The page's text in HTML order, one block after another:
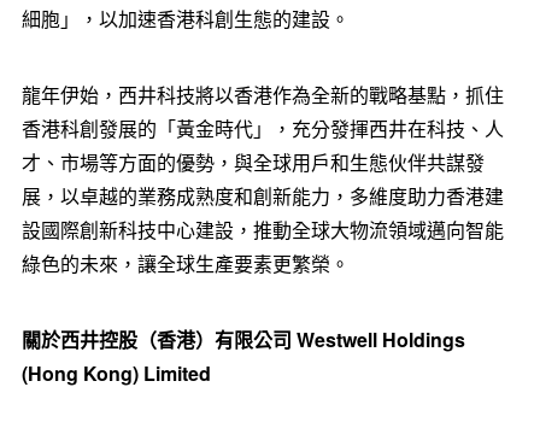
細胞」，以加速香港科創生態的建設。
龍年伊始，西井科技將以香港作為全新的戰略基點，抓住
香港科創發展的「黃金時代」，充分發揮西井在科技、人
才、市場等方面的優勢，與全球用戶和生態伙伴共謀發
展，以卓越的業務成熟度和創新能力，多維度助力香港建
設國際創新科技中心建設，推動全球大物流領域邁向智能
綠色的未來，讓全球生產要素更繁榮。
關於西井控股（香港）有限公司 Westwell Holdings
(Hong Kong) Limited